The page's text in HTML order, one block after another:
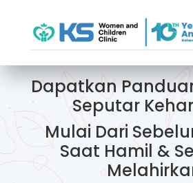
Dapatkan
Seputar
Mulai Dari
Saat Hamil &